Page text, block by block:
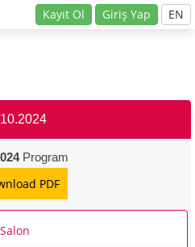
Kayıt Ol Giriş Yap EN
Program
PDF
Salon